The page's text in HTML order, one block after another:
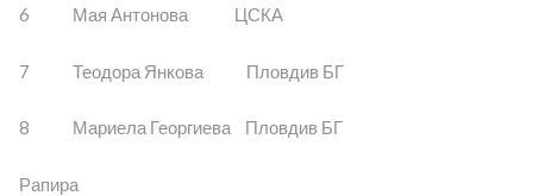
6 Мая Антонова ЦСКА
7 Теодора Янкова Пловдив БГ
8 Мариела Георгиева Пловдив БГ
Рапира